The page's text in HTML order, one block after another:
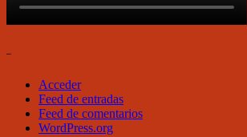
–
Acceder
Feed de entradas
Feed de comentarios
WordPress.org